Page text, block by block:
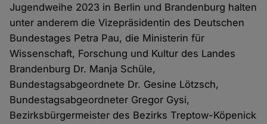
Jugendweihe 2023 in Berlin und Brandenburg halten
unter anderem die Vizepräsidentin des Deutschen
Bundestages Petra Pau, die Ministerin für
Wissenschaft, Forschung und Kultur des Landes
Brandenburg Dr. Manja Schüle,
Bundestagsabgeordnete Dr. Gesine Lötzsch,
Bundestagsabgeordneter Gregor Gysi,
Bezirksbürgermeister des Bezirks Treptow-Köpenick